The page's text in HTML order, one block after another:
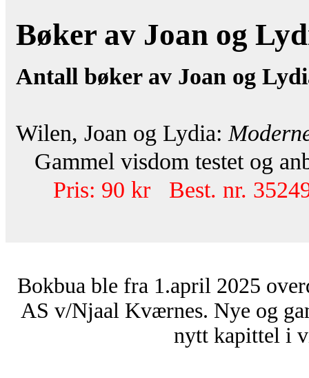
Bøker av Joan og
Antall bøker av Joan og
Wilen, Joan og Lydia:
Gammel visdom testet og
Pris: 90 kr Best. nr.
Bokbua ble fra 1.april 2025
AS v/Njaal Kværnes. Nye og
nytt kapittel i